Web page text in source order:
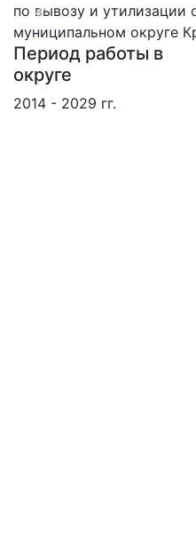
Вперед
по вывозу и утилизации
муниципальном округе
Период работы в
округе
2014 - 2029 гг.